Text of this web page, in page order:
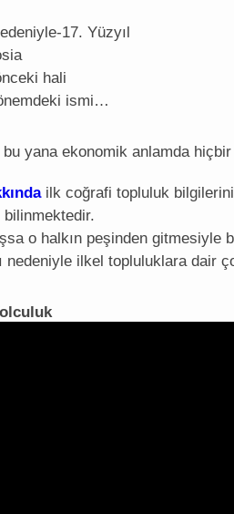
17. Yüzyıl
hali
ismi…
yana ekonomik anlamda
ilk coğrafi topluluk
bilinmektedir.
o halkın peşinden gitmesiyle
nedeniyle ilkel topluluklara dair